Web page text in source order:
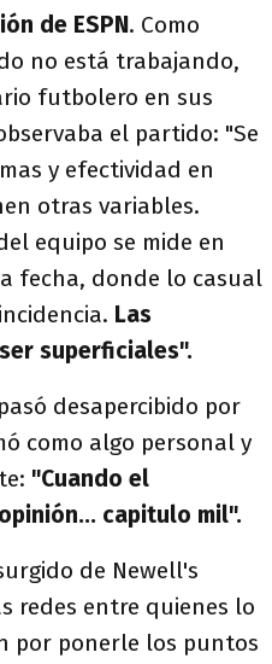
de ESPN. Como
no está trabajando,
futbolero en sus
el partido: "Se
y efectividad en
otras variables.
equipo se mide en
fecha, donde lo casual
Las
superficiales".
desapercibido por
como algo personal y
"Cuando el
capitulo mil".
de Newell's
redes entre quienes lo
por ponerle los puntos